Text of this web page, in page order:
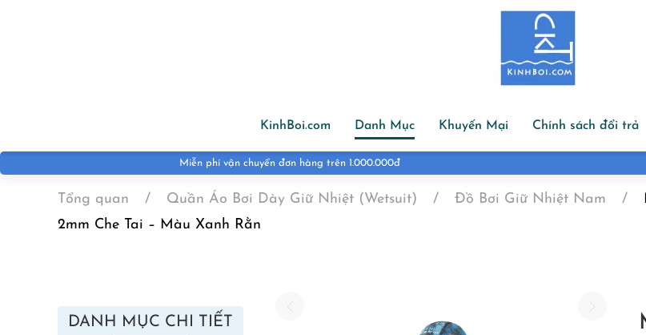
KinhBoi.com Danh Mục Khuyến Mại Chính sách đổi trả
Tổng quan Quần Áo Bơi Dày Giữ Nhiệt (Wetsuit) Đồ Bơi Giữ Nhiệt Nam
2mm Che Tai – Màu Xanh Rằn
DANH MỤC CHI TIẾT